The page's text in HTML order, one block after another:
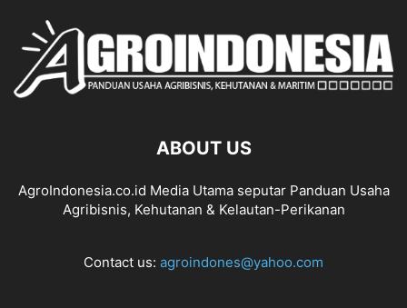
ABOUT US
AgroIndonesia.co.id Media Utama seputar Panduan Usaha
Agribisnis, Kehutanan & Kelautan-Perikanan
Contact us: agroindones@yahoo.com